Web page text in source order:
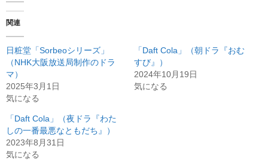
関連
日粧堂「Sorbeoシリーズ」
（NHK大阪放送局制作のドラ
マ）
2025年3月1日
気になる
「Daft Cola」（朝ドラ『おむ
すび』）
2024年10月19日
気になる
「Daft Cola」（夜ドラ『わた
しの一番最悪なともだち』）
2023年8月31日
気になる